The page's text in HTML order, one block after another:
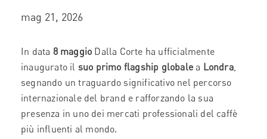
mag 21, 2026
In data 8 maggio Dalla Corte ha ufficialmente
inaugurato il suo primo flagship globale a Londra,
segnando un traguardo significativo nel percorso
internazionale del brand e rafforzando la sua
presenza in uno dei mercati professionali del caffè
più influenti al mondo.